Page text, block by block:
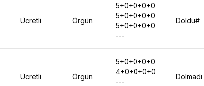
Ücretli Örgün
5+0+0+0+0
5+0+0+0+0
5+0+0+0+0
---
Doldu#
Ücretli Örgün
5+0+0+0+0
4+0+0+0+0
---
Dolmadı